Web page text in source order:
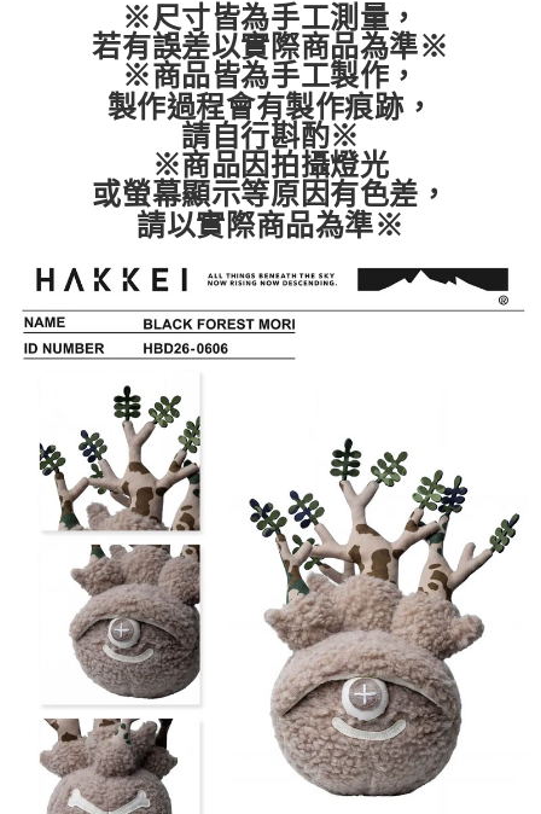
※尺寸皆為手工測量，
若有誤差以實際商品為準※
※商品皆為手工製作，
製作過程會有製作痕跡，
請自行斟酌※
※商品因拍攝燈光
或螢幕顯示等原因有色差，
請以實際商品為準※